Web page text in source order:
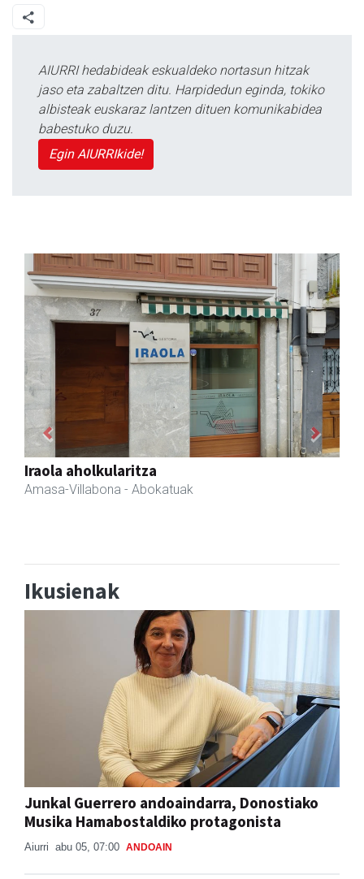
AIURRI hedabideak eskualdeko nortasun hitzak
jaso eta zabaltzen ditu. Harpidedun eginda, tokiko
albisteak euskaraz lantzen dituen komunikabidea
babestuko duzu.
Egin AIURRIkide!
Iraola aholkularitza
Amasa-Villabona - Abokatuak
Previous Next
Ikusienak
Junkal Guerrero andoaindarra, Donostiako
Musika Hamabostaldiko protagonista
Aiurri abu 05, 07:00 ANDOAIN